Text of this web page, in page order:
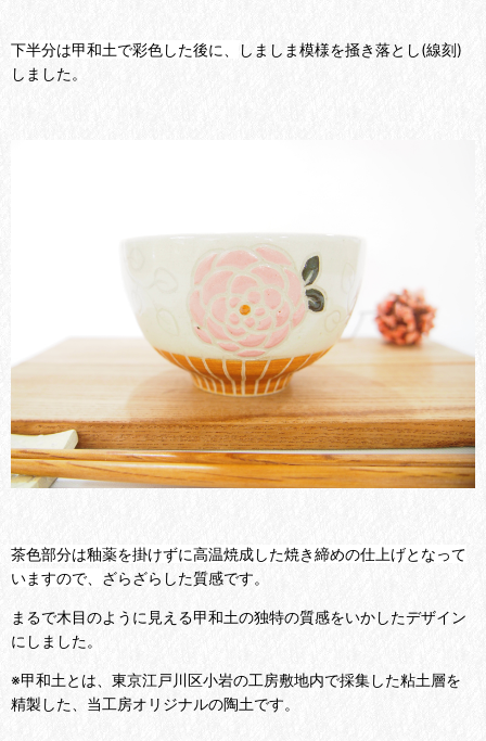
下半分は甲和土で彩色した後に、
しましま模様を掻き落とし(線刻)
しました。
茶色部分は釉薬を掛けずに高温焼成した焼き締めの仕上げとなって
いますので、 ざらざらした質感です。
まるで木目のように見える甲和土の独特の質感をいかしたデザイン
にしました。
※甲和土とは、東京江戸川区小岩の工房敷地内で採集した粘土層を
精製した、当工房オリジナルの陶土です。